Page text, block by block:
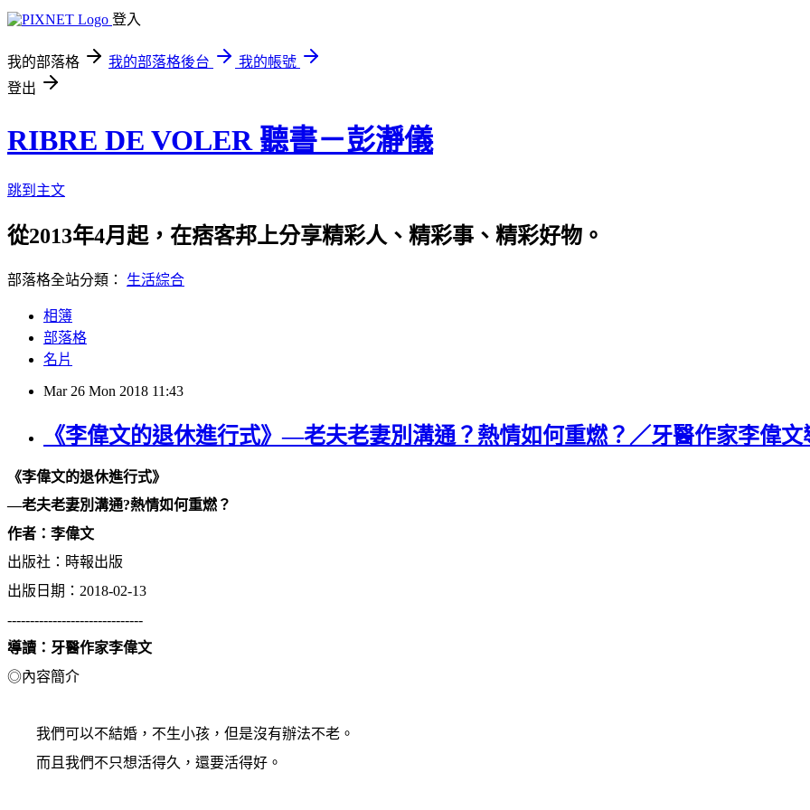
登入
我的部落格 我的部落格後台
我的帳號
登出
RIBRE DE VOLER 聽書－彭瀞儀
跳到主文
從2013年4月起，在痞客邦上分享精彩人、精彩事、精彩好物。
部落格全站分類： 生活綜合
相簿
部落格
名片
Mar 26 Mon 2018 11:43
《李偉文的退休進行式》—老夫老妻別溝通？熱情如何重燃？／牙醫作家李偉文
《李偉文的退休進行式》
—老夫老妻別溝通?熱情如何重燃？
作者：李偉文
出版社：時報出版
出版日期：2018-02-13
------------------------------
導讀：牙醫作家李偉文
◎內容簡介
我們可以不結婚，不生小孩，但是沒有辦法不老。
而且我們不只想活得久，還要活得好。